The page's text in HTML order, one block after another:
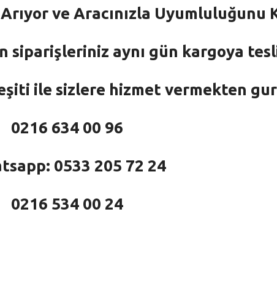
ve Aracınızla Uyumluluğunu
siparişleriniz aynı gün kargoya
ile sizlere hizmet vermekten
0216 634 00 96
0533 205 72 24
0216 534 00 24